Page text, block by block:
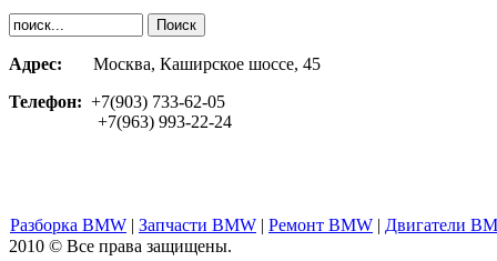
Адрес: Москва, Каширское шоссе, 45
Телефон: +7(903) 733-62-05
+7(963) 993-22-24
Разборка BMW | Запчасти BMW | Ремонт BMW | Двигатели
2010 © Все права защищены.